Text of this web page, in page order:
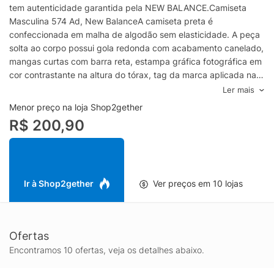
tem autenticidade garantida pela NEW BALANCE.Camiseta
Masculina 574 Ad, New BalanceA camiseta preta é
confeccionada em malha de algodão sem elasticidade. A peça
solta ao corpo possui gola redonda com acabamento canelado,
mangas curtas com barra reta, estampa gráfica fotográfica em
cor contrastante na altura do tórax, tag da marca aplicada na
lateral e barra reta.- Gola redonda com acabamento canelado-
Mangas curtas com barra reta- Estampa gráfica fotográfica na
altura do tórax- Tag da marca aplicada na lateral- Modelagem
solta ao corpo- Barra retaEspecificações & Cuidados:Lavar a
máquinaComposição: 100% AlgodãoCor: PretoMarca: New
Ler mais
Menor preço na loja Shop2gether
R$ 200,90
Ir à Shop2gether Ver preços em 10 lojas
Ofertas
Encontramos 10 ofertas, veja os detalhes abaixo.